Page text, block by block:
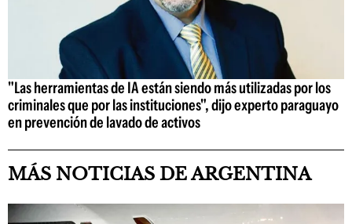
"Las herramientas de IA están siendo más utilizadas por los
criminales que por las instituciones", dijo experto paraguayo
en prevención de lavado de activos
MÁS NOTICIAS DE ARGENTINA